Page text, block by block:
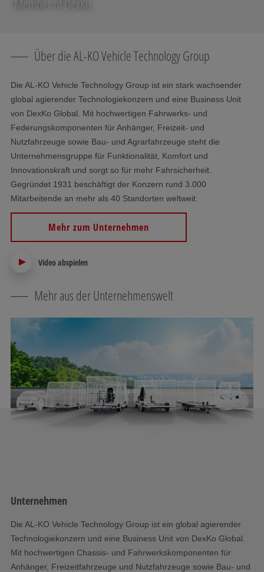
Member of DexKo
Über die AL-KO Vehicle Technology Group
Die AL-KO Vehicle Technology Group ist ein stark wachsender
global agierender Technologiekonzern und eine Business Unit
von DexKo Global. Mit hochwertigen Fahrwerks- und
Federungskomponenten für Anhänger, Freizeit- und
Nutzfahrzeuge sowie Bau- und Agrarfahrzeuge steht die
Unternehmensgruppe für Funktionalität, Komfort und
Innovationskraft und sorgt so für mehr Fahrsicherheit.
Gegründet 1931 beschäftigt der Konzern rund 3.000
Mitarbeitende an mehr als 40 Standorten weltweit.
Mehr zum Unternehmen
Video abspielen
Mehr aus der Unternehmenswelt
Unternehmen
Die AL-KO Vehicle Technology Group ist ein global agierender
Technologiekonzern und eine Business Unit von DexKo Global.
Mit hochwertigen Chassis- und Fahrwerkskomponenten für
Anhänger, Freizeitfahrzeuge und Nutzfahrzeuge sowie Bau- und